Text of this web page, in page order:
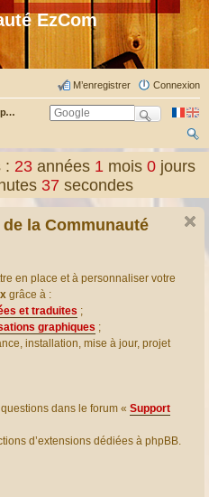
EzCom
Connexion
M’enregistrer
Support pour phpBB
ch
er
: 23 années1 mois0 jours
37 secondes
la Communauté
en place et à personnaliser votre
grâce à :
et traduites ;
graphiques ;
installation, mise à jour, projet
dans le forum « Support
d’extensions dédiées à phpBB.